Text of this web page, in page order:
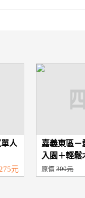
人
元
嘉義東區－
入園＋輕鬆
原價300元